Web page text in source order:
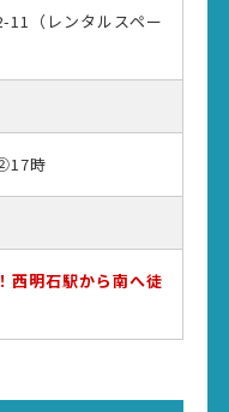
11（レンタルスペー
時
西明石駅から南へ徒